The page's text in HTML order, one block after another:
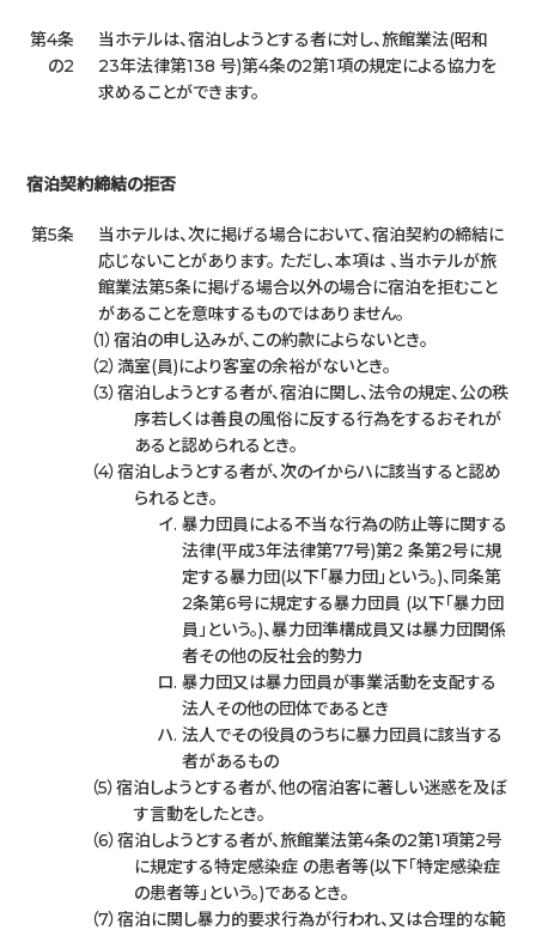
第4条
の2
当ホテルは、宿泊しようとする者に対し、旅館業法(昭和
23年法律第138 号)第4条の2第1項の規定による協力を
求めることができます。
宿泊契約締結の拒否
第5条
当ホテルは、次に掲げる場合において、宿泊契約の締結に
応じないことがあります。 ただし、本項は 、当ホテルが旅
館業法第5条に掲げる場合以外の場合に宿泊を拒むこと
があることを意味するものではありません。
宿泊の申し込みが、この約款によらないとき。
満室(員)により客室の余裕がないとき。
宿泊しようとする者が、宿泊に関し、法令の規定、公の秩
序若しくは善良の風俗に反する行為をするおそれが
あると認められるとき。
宿泊しようとする者が、次のイからハに該当すると認め
られるとき。
暴力団員による不当な行為の防止等に関する
法律(平成3年法律第77号)第2 条第2号に規
定する暴力団(以下「暴力団」という。)、同条第
2条第6号に規定する暴力団員 (以下「暴力団
員」という。)、暴力団準構成員又は暴力団関係
者その他の反社会的勢力
暴力団又は暴力団員が事業活動を支配する
法人その他の団体であるとき
法人でその役員のうちに暴力団員に該当する
者があるもの
宿泊しようとする者が、他の宿泊客に著しい迷惑を及ぼ
す言動をしたとき。
宿泊しようとする者が、旅館業法第4条の2第1項第2号
に規定する特定感染症 の患者等(以下「特定感染症
の患者等」という。)であるとき。
宿泊に関し暴力的要求行為が行われ、又は合理的な範